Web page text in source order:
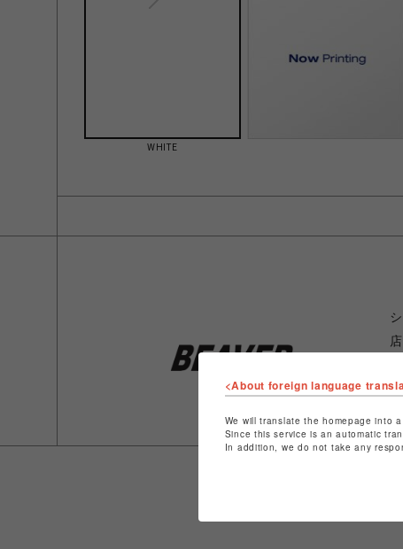
WHITE
<About foreign language
We will translate the homepage into
Since this service is an automatic
In addition, we do not take any